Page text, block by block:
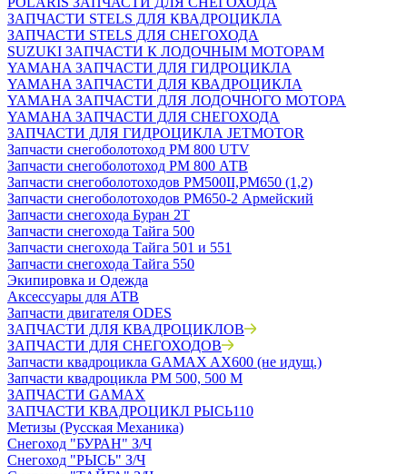
ЗАПЧАСТИ STELS ДЛЯ КВАДРОЦИКЛА
ЗАПЧАСТИ STELS ДЛЯ СНЕГОХОДА
SUZUKI ЗАПЧАСТИ К ЛОДОЧНЫМ МОТОРАМ
YAMAHA ЗАПЧАСТИ ДЛЯ ГИДРОЦИКЛА
YAMAHA ЗАПЧАСТИ ДЛЯ КВАДРОЦИКЛА
YAMAHA ЗАПЧАСТИ ДЛЯ ЛОДОЧНОГО МОТОРА
YAMAHA ЗАПЧАСТИ ДЛЯ СНЕГОХОДА
ЗАПЧАСТИ ДЛЯ ГИДРОЦИКЛА JETMOTOR
Запчасти снегоболотоход РМ 800 UTV
Запчасти снегоболотоход РМ 800 АТВ
Запчасти снегоболотоходов РМ500II,РМ650 (1,2)
Запчасти снегоболотоходов РМ650-2 Армейский
Запчасти снегохода Буран 2Т
Запчасти снегохода Тайга 500
Запчасти снегохода Тайга 501 и 551
Запчасти снегохода Тайга 550
Экипировка и Одежда
Аксессуары для АТВ
Запчасти двигателя ODES
ЗАПЧАСТИ ДЛЯ КВАДРОЦИКЛОВ
ЗАПЧАСТИ ДЛЯ СНЕГОХОДОВ
Запчасти квадроцикла GAMAX AX600 (не идущ.)
Запчасти квадроцикла РМ 500, 500 М
ЗАПЧАСТИ GAMAX
ЗАПЧАСТИ КВАДРОЦИКЛ РЫСЬ110
Метизы (Русская Механика)
Снегоход "БУРАН" З/Ч
Снегоход "РЫСЬ" З/Ч